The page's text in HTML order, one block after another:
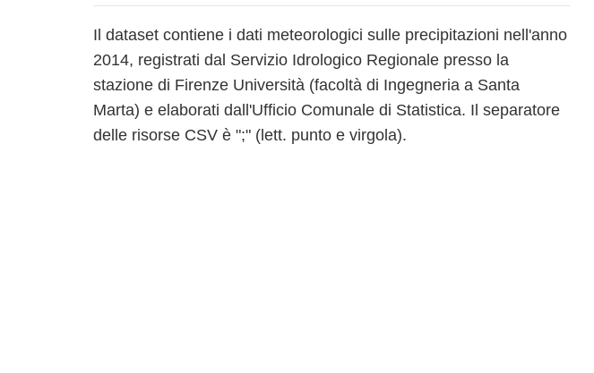
Il dataset contiene i dati meteorologici sulle precipitazioni nell'anno
2014, registrati dal Servizio Idrologico Regionale presso la
stazione di Firenze Università (facoltà di Ingegneria a Santa
Marta) e elaborati dall'Ufficio Comunale di Statistica. Il separatore
delle risorse CSV è ";" (lett. punto e virgola).